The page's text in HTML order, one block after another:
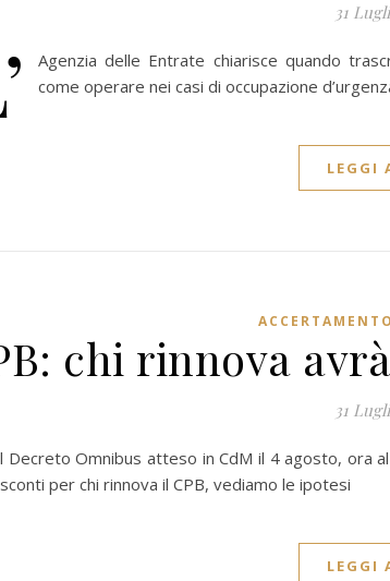
31
Agenzia delle Entrate chiarisce quando
come operare nei casi di occupazione
LEGGI
chi rinnova
31
l Decreto Omnibus atteso in CdM il 4 agosto, ora
sconti per chi rinnova il CPB, vediamo le ipotesi
LEGGI